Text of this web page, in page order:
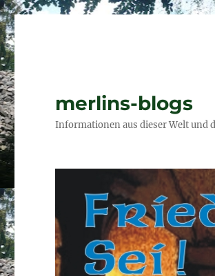
merlins-blogs
Informationen aus dieser Welt und